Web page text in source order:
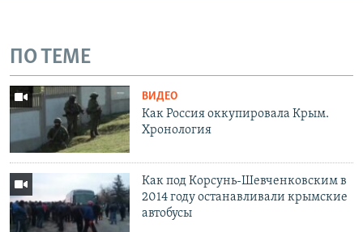
ПО ТЕМЕ
ВИДЕО
Как Россия оккупировала Крым.
Хронология
Как под Корсунь-Шевченковским в
2014 году останавливали крымские
автобусы